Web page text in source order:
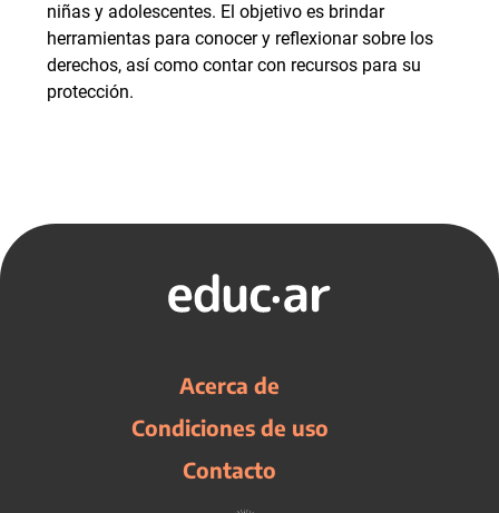
niñas y adolescentes. El objetivo es brindar
herramientas para conocer y reflexionar sobre los
derechos, así como contar con recursos para su
protección.
Acerca de
Condiciones de uso
Contacto